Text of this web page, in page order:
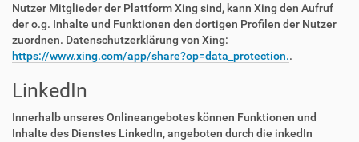
Nutzer Mitglieder der Plattform Xing sind, kann Xing den Aufruf
der o.g. Inhalte und Funktionen den dortigen Profilen der Nutzer
zuordnen. Datenschutzerklärung von Xing:
https://www.xing.com/app/share?op=data_protection..
LinkedIn
Innerhalb unseres Onlineangebotes können Funktionen und
Inhalte des Dienstes LinkedIn, angeboten durch die inkedIn